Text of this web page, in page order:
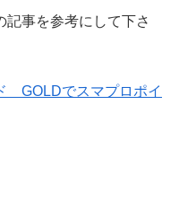
記事を参考にして下さ
GOLDでスマプロポイ